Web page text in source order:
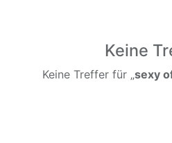
Keine
Keine Treffer für „sexy